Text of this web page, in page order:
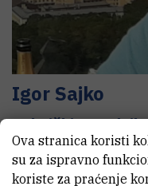
Igor Sajko
Tehnički suradnik
Ova stranica koristi
su za ispravno
koriste za praćenje